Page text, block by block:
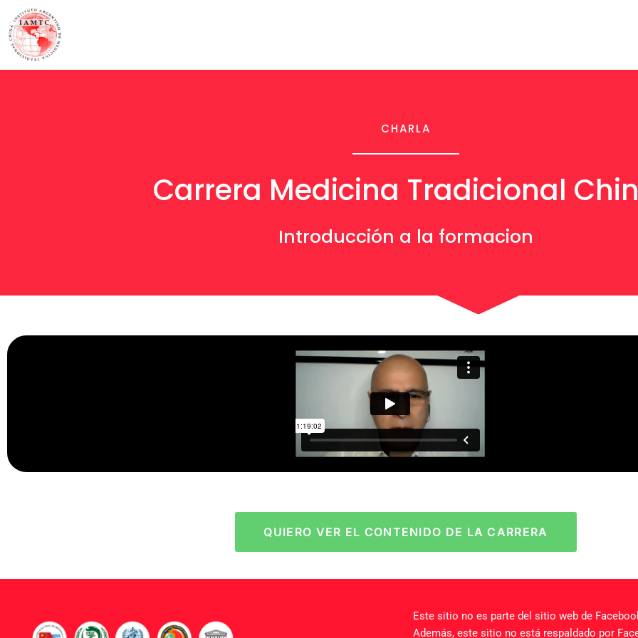
CHARLA
Carrera Medicina Tradicional
Introducción a la formacion
QUIERO VER EL CONTENIDO DE LA CARRERA
Este sitio no es parte del sitio web de
Además, este sitio no está respaldado por